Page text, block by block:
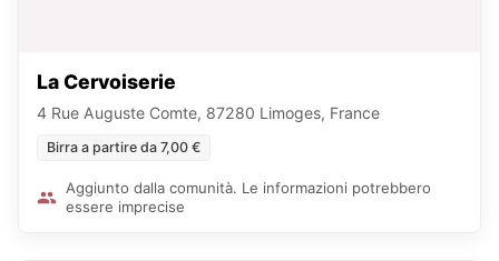
La Cervoiserie
4 Rue Auguste Comte, 87280 Limoges, France
Birra a partire da 7,00 €
Aggiunto dalla comunità. Le informazioni potrebbero
essere imprecise